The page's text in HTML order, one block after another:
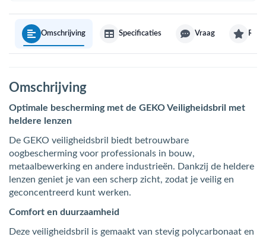
Omschrijving Specificaties Vraag
Omschrijving
Optimale bescherming met de GEKO Veiligheidsbril met
heldere lenzen
De GEKO veiligheidsbril biedt betrouwbare
oogbescherming voor professionals in bouw,
metaalbewerking en andere industrieën. Dankzij de heldere
lenzen geniet je van een scherp zicht, zodat je veilig en
geconcentreerd kunt werken.
Comfort en duurzaamheid
Deze veiligheidsbril is gemaakt van stevig polycarbonaat en